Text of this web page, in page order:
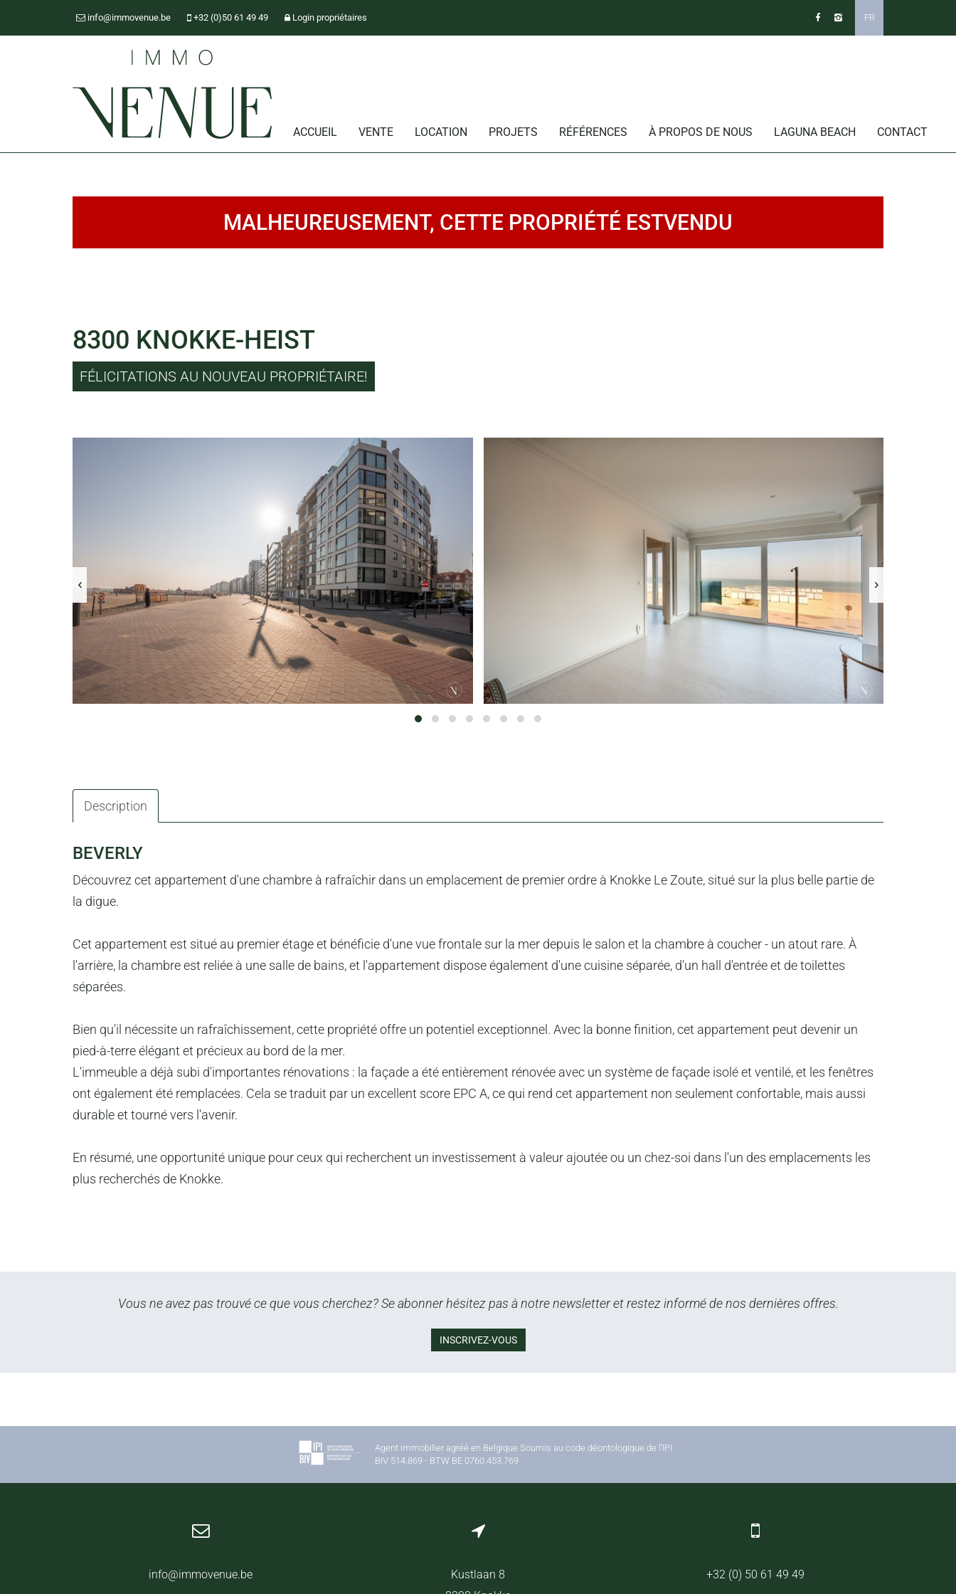
info@immovenue.be +32 (0)50 61 49 49 Login propriétaires FR
ACCUEIL VENTE LOCATION PROJETS RÉFÉRENCES À PROPOS DE NOUS LAGUNA BEACH CONTACT
MALHEUREUSEMENT, CETTE PROPRIÉTÉ ESTVENDU
8300 KNOKKE-HEIST
FÉLICITATIONS AU NOUVEAU PROPRIÉTAIRE!
Description
DESCRIPTION
BEVERLY
Découvrez cet appartement d'une chambre à rafraîchir dans un emplacement de premier ordre à Knokke Le Zoute, situé sur la plus belle partie de
la digue.
Cet appartement est situé au premier étage et bénéficie d'une vue frontale sur la mer depuis le salon et la chambre à coucher - un atout rare. À
l'arrière, la chambre est reliée à une salle de bains, et l'appartement dispose également d'une cuisine séparée, d'un hall d'entrée et de toilettes
séparées.
Bien qu'il nécessite un rafraîchissement, cette propriété offre un potentiel exceptionnel. Avec la bonne finition, cet appartement peut devenir un
pied-à-terre élégant et précieux au bord de la mer.
L'immeuble a déjà subi d'importantes rénovations : la façade a été entièrement rénovée avec un système de façade isolé et ventilé, et les fenêtres
ont également été remplacées. Cela se traduit par un excellent score EPC A, ce qui rend cet appartement non seulement confortable, mais aussi
durable et tourné vers l'avenir.
En résumé, une opportunité unique pour ceux qui recherchent un investissement à valeur ajoutée ou un chez-soi dans l'un des emplacements les
plus recherchés de Knokke.
Vous ne avez pas trouvé ce que vous cherchez? Se abonner hésitez pas à notre newsletter et restez informé de nos dernières offres.
INSCRIVEZ-VOUS
Agent immobilier agréé en Belgique Soumis au code déontologique de l’IPI
BIV 514.869 - BTW BE 0760.453.769
info@immovenue.be
Kustlaan 8
+32 (0) 50 61 49 49